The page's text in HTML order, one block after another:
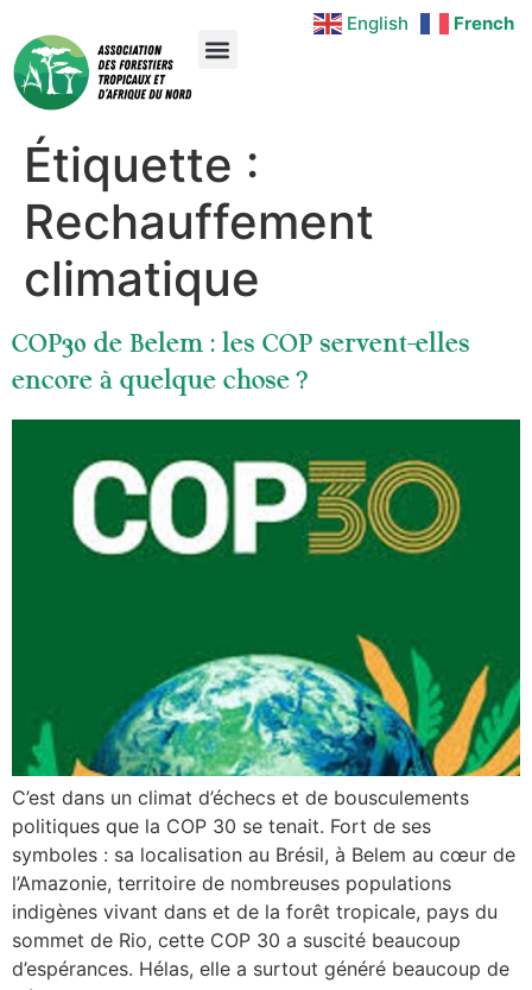
Étiquette :
Rechauffement
climatique
COP30 de Belem : les COP servent-elles
encore à quelque chose ?
C’est dans un climat d’échecs et de bousculements
politiques que la COP 30 se tenait. Fort de ses
symboles : sa localisation au Brésil, à Belem au cœur de
l’Amazonie, territoire de nombreuses populations
indigènes vivant dans et de la forêt tropicale, pays du
sommet de Rio, cette COP 30 a suscité beaucoup
d’espérances. Hélas, elle a surtout généré beaucoup de
English French